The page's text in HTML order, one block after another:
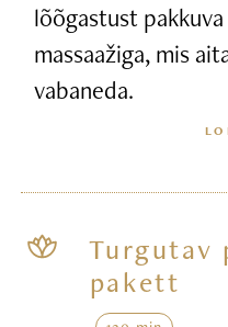
lõõgastust
massaažiga, mis
vabaneda.
Turgutav
pakett